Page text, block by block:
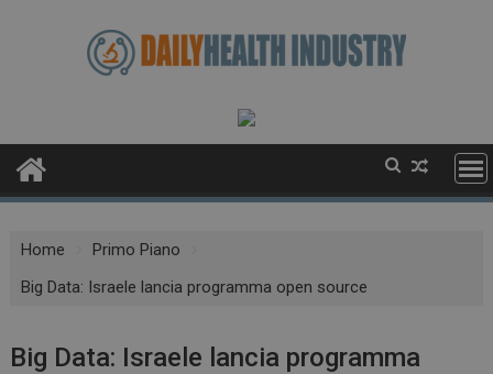
Home
Primo Piano
Big Data: Israele lancia programma open source
Big Data: Israele lancia programma